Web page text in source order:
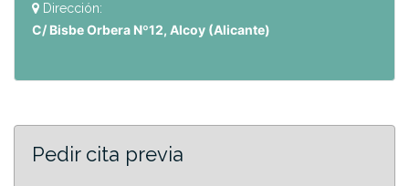
Dirección:
C/ Bisbe Orbera Nº12, Alcoy (Alicante)
Pedir cita previa